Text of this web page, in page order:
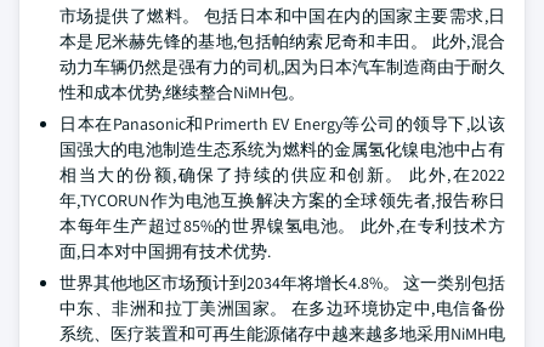
市场提供了燃料。 包括日本和中国在内的国家主要需求,日
本是尼米赫先锋的基地,包括帕纳索尼奇和丰田。 此外,混合
动力车辆仍然是强有力的司机,因为日本汽车制造商由于耐久
性和成本优势,继续整合NiMH包。
日本在Panasonic和Primerth EV Energy等公司的领导下,以该
国强大的电池制造生态系统为燃料的金属氢化镍电池中占有
相当大的份额,确保了持续的供应和创新。 此外,在2022
年,TYCORUN作为电池互换解决方案的全球领先者,报告称日
本每年生产超过85%的世界镍氢电池。 此外,在专利技术方
面,日本对中国拥有技术优势.
世界其他地区市场预计到2034年将增长4.8%。 这一类别包括
中东、非洲和拉丁美洲国家。 在多边环境协定中,电信备份
系统、医疗装置和可再生能源储存中越来越多地采用NiMH电